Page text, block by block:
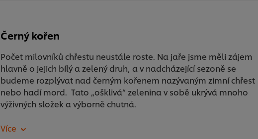
Černý kořen
Počet milovníků chřestu neustále roste. Na jaře jsme měli zájem
hlavně o jejich bílý a zelený druh, a v nadcházející sezoně se
budeme rozplývat nad černým kořenem nazývaným zimní chřest
nebo hadí mord. Tato „ošklivá“ zelenina v sobě ukrývá mnoho
výživných složek a výborně chutná.